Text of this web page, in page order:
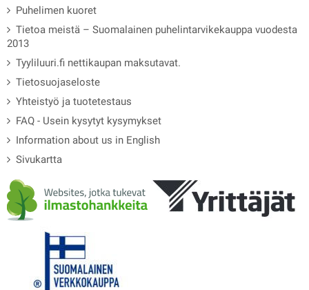
Puhelimen kuoret
Tietoa meistä – Suomalainen puhelintarvikekauppa vuodesta
2013
Tyyliluuri.fi nettikaupan maksutavat.
Tietosuojaseloste
Yhteistyö ja tuotetestaus
FAQ - Usein kysytyt kysymykset
Information about us in English
Sivukartta